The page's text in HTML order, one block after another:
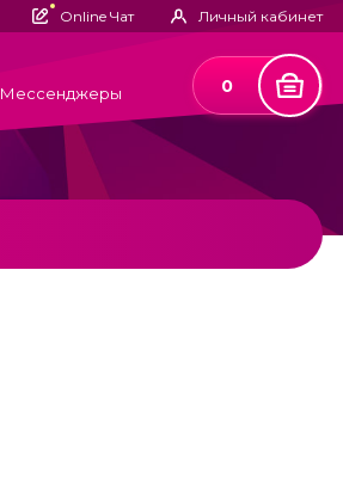
Online Чат Личный кабинет
Мессенджеры 0